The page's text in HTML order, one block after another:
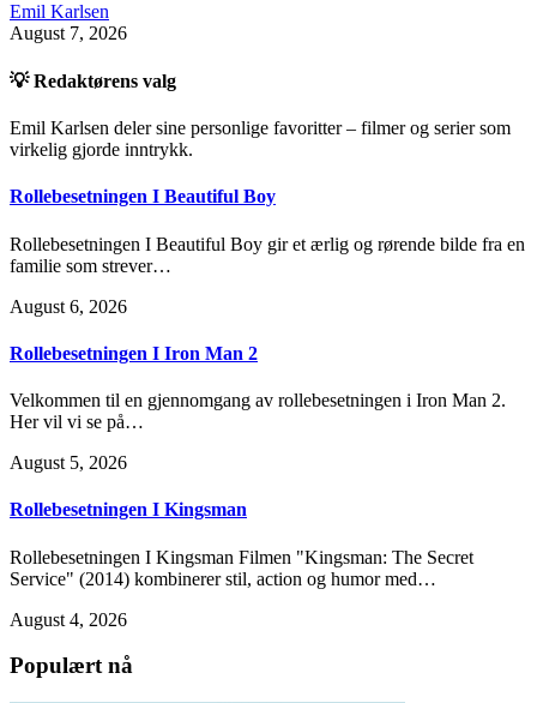
Emil Karlsen
August 7, 2026
💡 Redaktørens valg
Emil Karlsen deler sine personlige favoritter – filmer og serier som
virkelig gjorde inntrykk.
Rollebesetningen I Beautiful Boy
Rollebesetningen I Beautiful Boy gir et ærlig og rørende bilde fra en
familie som strever…
August 6, 2026
Rollebesetningen I Iron Man 2
Velkommen til en gjennomgang av rollebesetningen i Iron Man 2.
Her vil vi se på…
August 5, 2026
Rollebesetningen I Kingsman
Rollebesetningen I Kingsman Filmen "Kingsman: The Secret
Service" (2014) kombinerer stil, action og humor med…
August 4, 2026
Populært nå